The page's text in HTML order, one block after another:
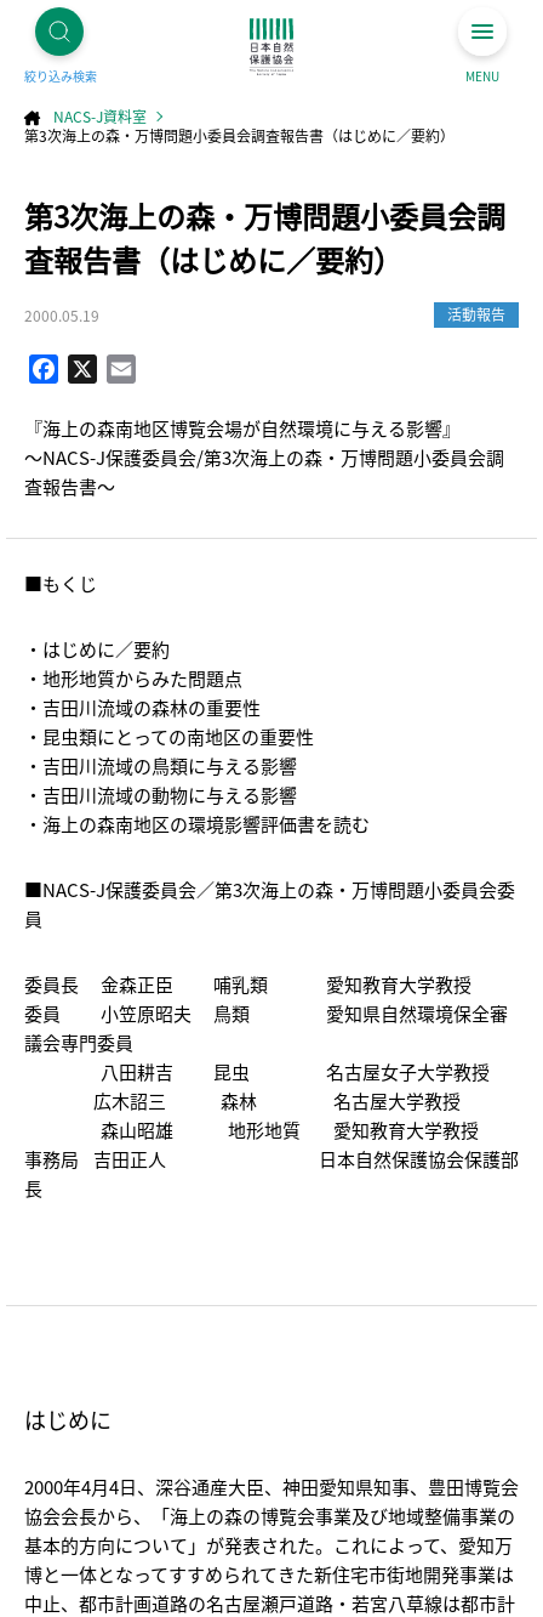
絞り込み検索 MENU
NACS-J資料室
第3次海上の森・万博問題小委員会調査報告書（はじめに／要約）
第3次海上の森・万博問題小委員会調
査報告書（はじめに／要約）
2000.05.19 活動報告
Facebook
『海上の森南地区博覧会場が自然環境に与える影響』
～NACS-J保護委員会/第3次海上の森・万博問題小委員会調
査報告書～
■もくじ
・はじめに／要約
・地形地質からみた問題点
・吉田川流域の森林の重要性
・昆虫類にとっての南地区の重要性
・吉田川流域の鳥類に与える影響
・吉田川流域の動物に与える影響
・海上の森南地区の環境影響評価書を読む
■NACS-J保護委員会／第3次海上の森・万博問題小委員会委
員
委員長 金森正臣 哺乳類 愛知教育大学教授
委員 小笠原昭夫 鳥類 愛知県自然環境保全審
議会専門委員
八田耕吉 昆虫 名古屋女子大学教授
広木詔三 森林 名古屋大学教授
森山昭雄 地形地質 愛知教育大学教授
事務局 吉田正人 日本自然保護協会保護部
長
はじめに
2000年4月4日、深谷通産大臣、神田愛知県知事、豊田博覧会
協会会長から、「海上の森の博覧会事業及び地域整備事業の
基本的方向について」が発表された。これによって、愛知万
博と一体となってすすめられてきた新住宅市街地開発事業は
中止、都市計画道路の名古屋瀬戸道路・若宮八草線は都市計